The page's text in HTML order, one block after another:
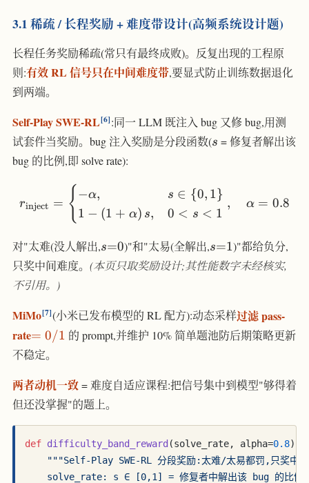
3.1 稀疏 / 长程奖励 + 难度带设计(高频系统设计题)
长程任务奖励稀疏(常只有最终成败)。反复出现的工程原
则:有效 RL 信号只在中间难度带,要显式防止训练数据退化
到两端。
Self-Play SWE-RL 6 :同一 LLM 既注入 bug 又修 bug,用测
试套件当奖励。bug 注入奖励是分段函数(s
s = 修复者解出该
bug 的比例,即 solve rate):
r_{\text{inject}} =
rinject = { −α,
1 − (1 + α) s,
s ∈ {0, 1}
0 < s < 1
, α = 0.8
对"太难(没人解出,s{=}0
s=0)"和"太易(全解出,s{=}1
s=1)"都给负分,
只奖中间难度。 (本页只取奖励设计;其性能数字未经核实,
不引用。)
MiMo 7 (小米已发布模型的 RL 配方):动态采样过滤 pass-
rate=0/1
= 0/1 的 prompt,并维护 10% 简单题池防后期策略更新
不稳定。
两者动机一致= 难度自适应课程:把信号集中到模型"够得着
但还没掌握"的题上。
def difficulty_band_reward (solve_rate, alpha=0.8):
"""Self-Play SWE-RL 分段奖励:太难/太易都罚,只奖中间
solve_rate: s ∈ [0,1] = 修复者中解出该 bug 的比例